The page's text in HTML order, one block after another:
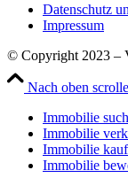
Datenschutz
Impressum
© Copyright 2023 –
Nach oben
Immobilie
Immobilie
Immobilie
Immobilie